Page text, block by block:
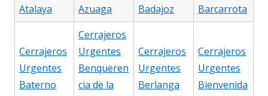
Atalaya
Azuaga
Badajoz
Barcarrota
Cerrajeros
Urgentes
Baterno
Cerrajeros
Urgentes
Benqueren
cia de la
Cerrajeros
Urgentes
Berlanga
Cerrajeros
Urgentes
Bienvenida